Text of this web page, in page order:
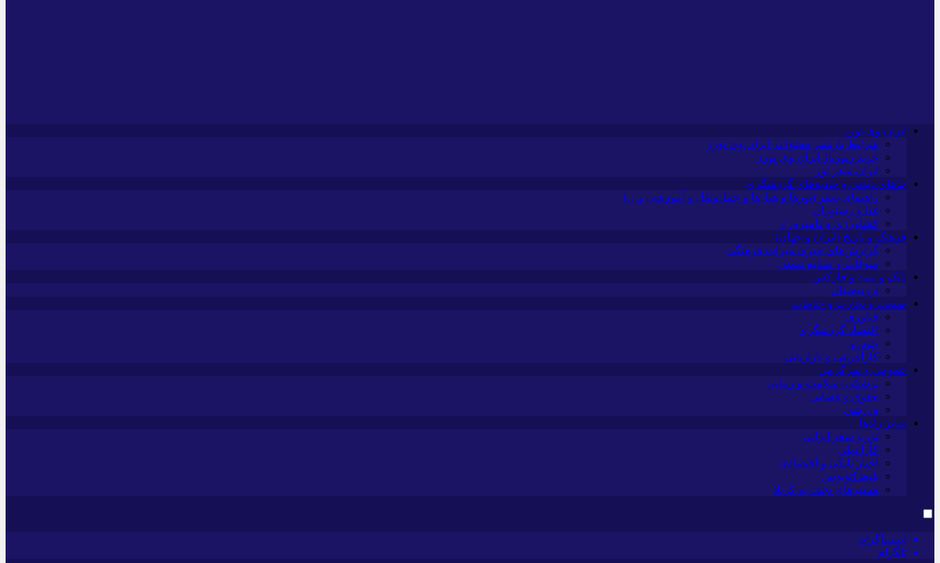
ایران وی تورز
شرایط بازنشر محتوا در ایران وی تورز
خرید رپورتاژ ایران وی تورز
ایران سفر تور
جاهای دیدنی و جاذبه‌های گردشگری
راهنمای سفر (تورها و هتل‌ها و حمل‌و‌نقل و آموزشی و…)
غذا و رستوران
کشاورزی و دامپروری
فرهنگ و تاریخ (ایران و جهان)
گزارش‌های خبری میراث فرهنگی
سوغات و صنایع دستی
بانک و بیمه و فارکس
ارزدیجیتال
صنعت و تجارت و خدمات
فناوری
اقتصاد گردشگری
خودرو
کارآفرینی و بازاریابی
عمومی و سرگرمی
پزشکی، سلامت و زیبایی
حقوق و قضایی
ورزشی
سایر راه‌ها
تور و سفر ایرانی
کارا دیلی
اخبار بانکی و اقتصادی
بلیط اتوبوس
مسیرهای نجف به کربلا
اینستاگرام
تلگرام